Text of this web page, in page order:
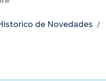
de Novedades